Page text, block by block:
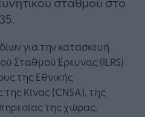
για την κατασκευή
Σταθμού Έρευνας (ILRS)
της Εθνικής
Κίνας (CNSA), της
της χώρας.